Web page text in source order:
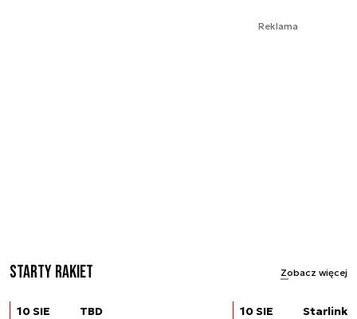
Reklama
Starty rakiet Zobacz więcej
10 SIE
TBD
10 SIE
Starlink